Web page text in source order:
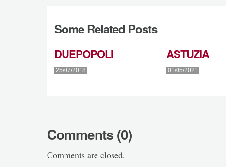
Some Related Posts
DUEPOPOLI
25/07/2018
ASTUZIA
01/05/2021
Comments (0)
Comments are closed.